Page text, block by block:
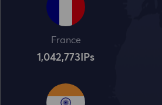
France
1,042,773 IPs